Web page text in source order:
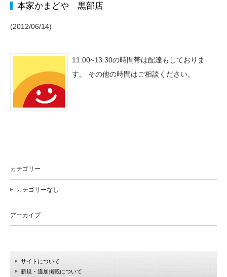
本家かまどや 黒部店
(2012/06/14)
11:00~13:30の時間帯は配達もしておりま
す。 その他の時間はご相談ください。
カテゴリー
カテゴリーなし
アーカイブ
サイトについて
新規・追加掲載について